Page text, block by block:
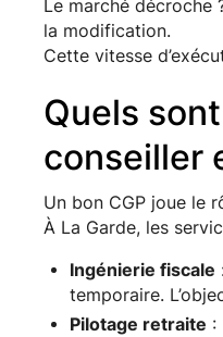
Le marché décroche
la modification.
Cette vitesse
Quels
conseiller
Un bon CGP joue le
À La Garde, les
Ingénierie fiscale
temporaire.
Pilotage retraite :